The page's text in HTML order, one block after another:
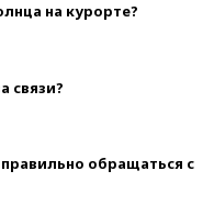
на курорте?
связи?
обращаться с